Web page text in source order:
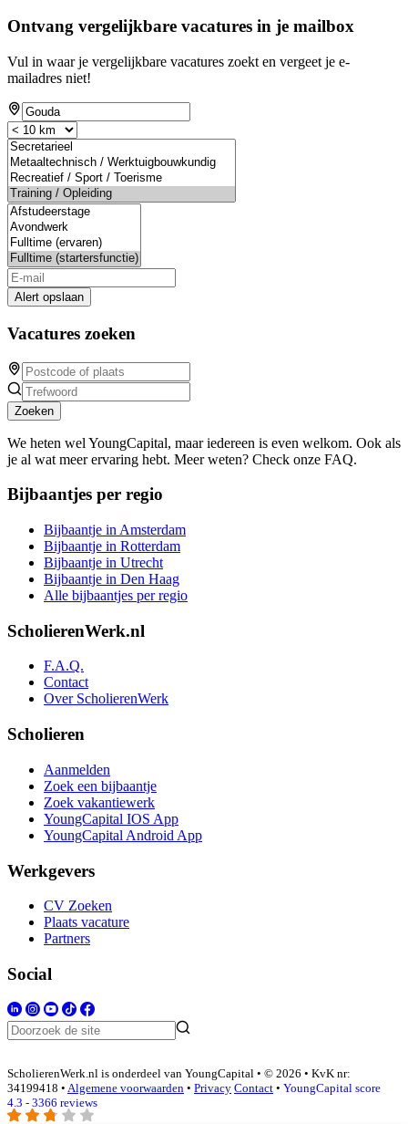
Ontvang vergelijkbare vacatures in je mailbox
Vul in waar je vergelijkbare vacatures zoekt en vergeet je e-
mailadres niet!
Alert opslaan
Vacatures zoeken
Zoeken
We heten wel YoungCapital, maar iedereen is even welkom. Ook als
je al wat meer ervaring hebt. Meer weten? Check onze FAQ.
Bijbaantjes per regio
Bijbaantje in Amsterdam
Bijbaantje in Rotterdam
Bijbaantje in Utrecht
Bijbaantje in Den Haag
Alle bijbaantjes per regio
ScholierenWerk.nl
F.A.Q.
Contact
Over ScholierenWerk
Scholieren
Aanmelden
Zoek een bijbaantje
Zoek vakantiewerk
YoungCapital IOS App
YoungCapital Android App
Werkgevers
CV Zoeken
Plaats vacature
Partners
Social
ScholierenWerk.nl is onderdeel van YoungCapital • © 2026 • KvK nr:
34199418 • Algemene voorwaarden • Privacy Contact • YoungCapital score
4.3 - 3366 reviews